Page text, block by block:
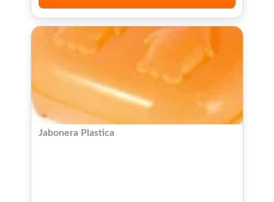
Jabonera Plastica